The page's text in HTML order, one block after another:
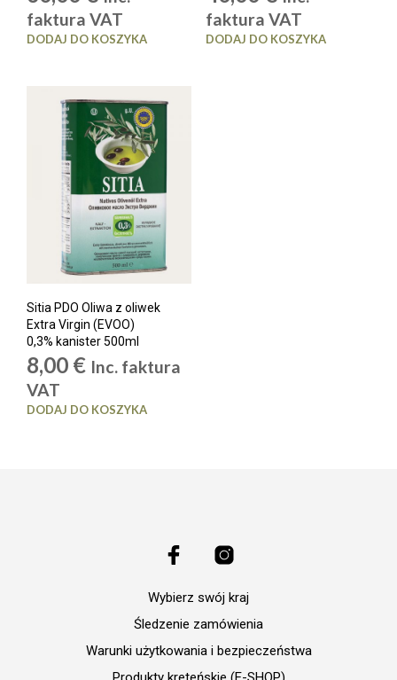
faktura VAT
DODAJ DO KOSZYKA
faktura VAT
DODAJ DO KOSZYKA
Sitia PDO Oliwa z oliwek
Extra Virgin (EVOO)
0,3% kanister 500ml
8,00 € Inc. faktura
VAT
DODAJ DO KOSZYKA
Wybierz swój kraj
Śledzenie zamówienia
Warunki użytkowania i bezpieczeństwa